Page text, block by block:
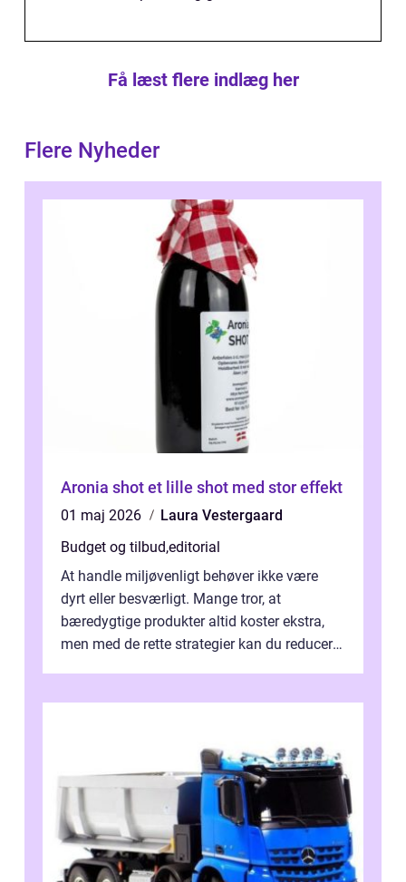
Få læst flere indlæg her
Flere Nyheder
Aronia shot et lille shot med stor effekt
01 maj 2026
Laura Vestergaard
Budget og tilbud,editorial
At handle miljøvenligt behøver ikke være
dyrt eller besværligt. Mange tror, at
bæredygtige produkter altid koster ekstra,
men med de rette strategier kan du reducere